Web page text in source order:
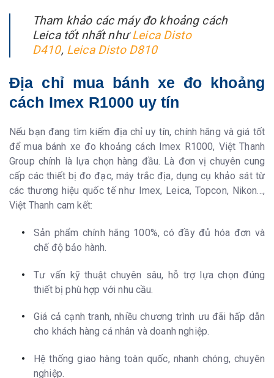
Tham khảo các máy đo khoảng cách
Leica tốt nhất nhưLeica Disto
D410, Leica Disto D810
Địa chỉ mua bánh xe đo khoảng
cách Imex R1000 uy tín
Nếu bạn đang tìm kiếm địa chỉ uy tín, chính hãng và giá tốt
để mua bánh xe đo khoảng cách Imex R1000, Việt Thanh
Group chính là lựa chọn hàng đầu. Là đơn vị chuyên cung
cấp các thiết bị đo đạc, máy trắc địa, dụng cụ khảo sát từ
các thương hiệu quốc tế như Imex, Leica, Topcon, Nikon...,
Việt Thanh cam kết:
Sản phẩm chính hãng 100%, có đầy đủ hóa đơn và
chế độ bảo hành.
Tư vấn kỹ thuật chuyên sâu, hỗ trợ lựa chọn đúng
thiết bị phù hợp với nhu cầu.
Giá cả cạnh tranh, nhiều chương trình ưu đãi hấp dẫn
cho khách hàng cá nhân và doanh nghiệp.
Hệ thống giao hàng toàn quốc, nhanh chóng, chuyên
nghiệp.